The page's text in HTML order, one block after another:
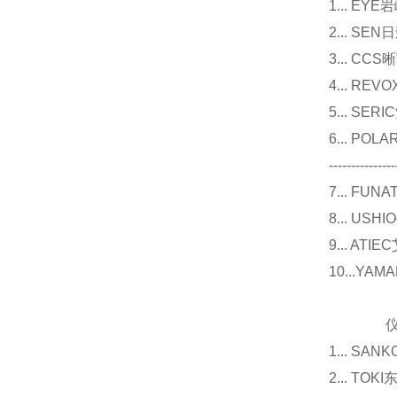
1... EYE
2... SEN
3... CCS
4...
5...
6...
7...
8...
9...
仪器
1...
2... TOKI